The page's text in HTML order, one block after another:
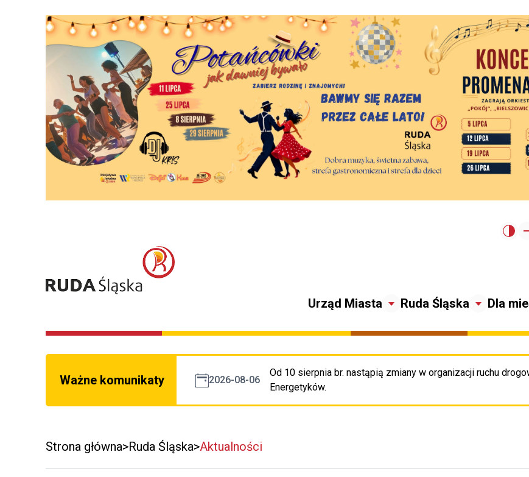
Urząd Miasta Ruda Śląska Dla
Ważne komunikaty 2026-08-06
Od 10 sierpnia br. nastąpią zmiany w organizacji ruchu
Energetyków.
Strona główna Ruda Śląska Aktualności